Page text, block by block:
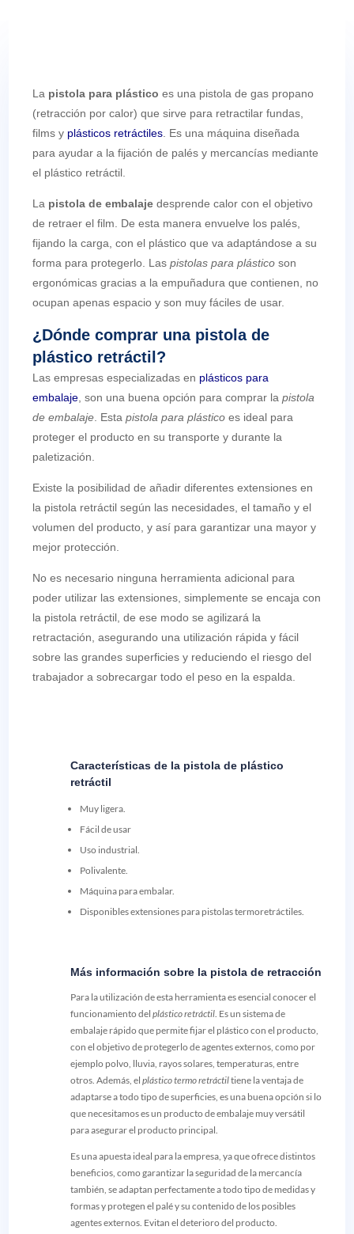
La pistola para plástico es una pistola de gas propano
(retracción por calor) que sirve para retractilar fundas,
films y plásticos retráctiles. Es una máquina diseñada
para ayudar a la fijación de palés y mercancías mediante
el plástico retráctil.
La pistola de embalaje desprende calor con el objetivo
de retraer el film. De esta manera envuelve los palés,
fijando la carga, con el plástico que va adaptándose a su
forma para protegerlo. Laspistolas para plástico son
ergonómicas gracias a la empuñadura que contienen, no
ocupan apenas espacio y son muy fáciles de usar.
¿Dónde comprar una pistola de
plástico retráctil?
Las empresas especializadas en plásticos para
embalaje, son una buena opción para comprar lapistola
de embalaje. Estapistola para plásticoes ideal para
proteger el producto en su transporte y durante la
paletización.
Existe la posibilidad de añadir diferentes extensiones en
la pistola retráctil según las necesidades, el tamaño y el
volumen del producto, y así para garantizar una mayor y
mejor protección.
No es necesario ninguna herramienta adicional para
poder utilizar las extensiones, simplemente se encaja con
la pistola retráctil, de ese modo se agilizará la
retractación, asegurando una utilización rápida y fácil
sobre las grandes superficies y reduciendo el riesgo del
trabajador a sobrecargar todo el peso en la espalda.
Características de la pistola de plástico
retráctil
Muy ligera.
Fácil de usar
Uso industrial.
Polivalente.
Máquina para embalar.
Disponibles extensiones para pistolas termoretráctiles.
Más información sobre la pistola de retracción
Para la utilización de esta herramienta es esencial conocer el
funcionamiento del plástico retráctil. Es un sistema de
embalaje rápido que permite fijar el plástico con el producto,
con el objetivo de protegerlo de agentes externos, como por
ejemplo polvo, lluvia, rayos solares, temperaturas, entre
otros. Además, el plástico termo retráctiltiene la ventaja de
adaptarse a todo tipo de superficies, es una buena opción si lo
que necesitamos es un producto de embalaje muy versátil
para asegurar el producto principal.
Es una apuesta ideal para la empresa, ya que ofrece distintos
beneficios, como garantizar la seguridad de la mercancía
también, se adaptan perfectamente a todo tipo de medidas y
formas y protegen el palé y su contenido de los posibles
agentes externos. Evitan el deterioro del producto.